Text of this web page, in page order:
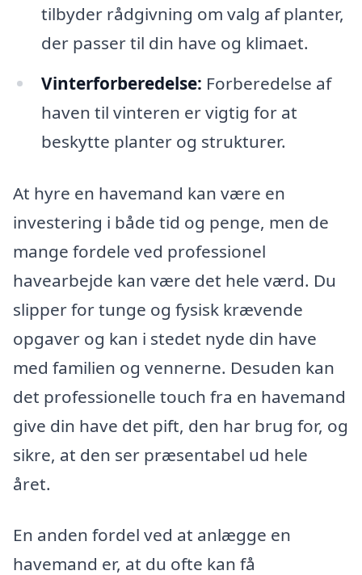
tilbyder rådgivning om valg af planter,
der passer til din have og klimaet.
Vinterforberedelse: Forberedelse af
haven til vinteren er vigtig for at
beskytte planter og strukturer.
At hyre en havemand kan være en
investering i både tid og penge, men de
mange fordele ved professionel
havearbejde kan være det hele værd. Du
slipper for tunge og fysisk krævende
opgaver og kan i stedet nyde din have
med familien og vennerne. Desuden kan
det professionelle touch fra en havemand
give din have det pift, den har brug for, og
sikre, at den ser præsentabel ud hele
året.
En anden fordel ved at anlægge en
havemand er, at du ofte kan få